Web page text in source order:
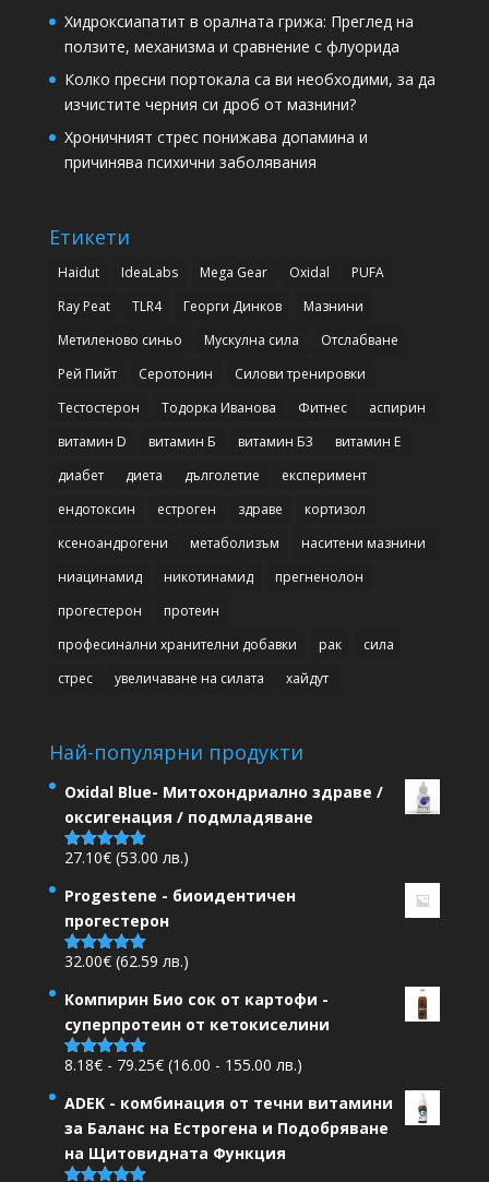
Хидроксиапатит в оралната грижа: Преглед на
ползите, механизма и сравнение с флуорида
Колко пресни портокала са ви необходими, за да
изчистите черния си дроб от мазнини?
Хроничният стрес понижава допамина и
причинява психични заболявания
Етикети
Haidut IdeaLabs Mega Gear Oxidal
PUFA
Ray Peat
TLR4 Георги Динков
Мазнини
Метиленово синьо
Мускулна сила
Отслабване
Рей Пийт
Серотонин
Силови тренировки
Тестостерон
Тодорка Иванова Фитнес
аспирин
витамин D
витамин Б витамин Б3
витамин Е
диабет
диета дълголетие
експеримент
ендотоксин
естроген здраве
кортизол
ксеноандрогени
метаболизъм
наситени мазнини
ниацинамид
никотинамид
прегненолон
прогестерон
протеин
професинални хранителни добавки
рак
сила
стрес
увеличаване на силата хайдут
Най-популярни продукти
Oxidal Blue- Митохондриално здраве /
оксигенация / подмладяване
Оценено на
27.10€ (53.00 лв.)
Progestene - биоидентичен
прогестерон
Оценено на
32.00€ (62.59 лв.)
Компирин Био сок от картофи -
суперпротеин от кетокиселини
Оценено на
8.18€ - 79.25€Ценови
8.18€
до
79.25€
(16.00 - 155.00 лв.)
ADEK - комбинация от течни витамини
за Баланс на Естрогена и Подобряване
на Щитовидната Функция